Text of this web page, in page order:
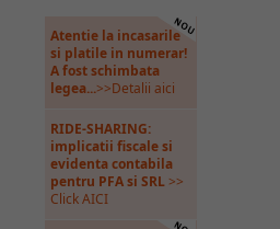
Atentie la incasarile
si platile in numerar!
A fost schimbata
legea...>>Detalii aici
RIDE-SHARING:
implicatii fiscale si
evidenta contabila
pentru PFA si SRL>>
Click AICI